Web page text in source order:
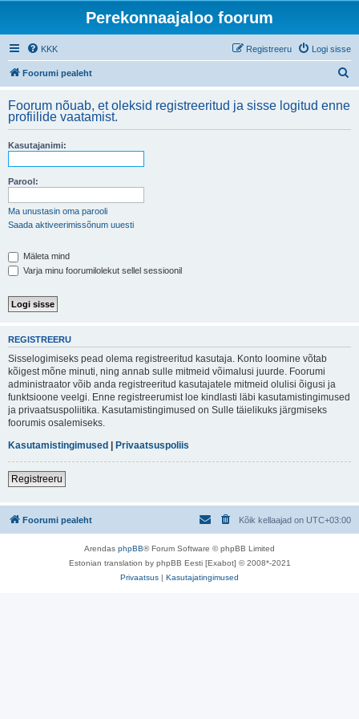
Perekonnaajaloo foorum
KKK Logi sisse
Registreeru
Foorumi pealeht
i
Foorum nõuab, et oleksid registreeritud ja sisse logitud enne
profiilide vaatamist.
Kasutajanimi:
Parool:
Ma unustasin oma parooli
Saada aktiveerimissõnum uuesti
Mäleta mind
Varja minu foorumilolekut sellel sessioonil
REGISTREERU
Sisselogimiseks pead olema registreeritud kasutaja. Konto loomine võtab
kõigest mõne minuti, ning annab sulle mitmeid võimalusi juurde. Foorumi
administraator võib anda registreeritud kasutajatele mitmeid olulisi õigusi ja
funktsioone veelgi. Enne registreerumist loe kindlasti läbi kasutamistingimused
ja privaatsuspoliitika. Kasutamistingimused on Sulle täielikuks järgmiseks
foorumis osalemiseks.
Kasutamistingimused | Privaatsuspoliis
Registreeru
Foorumi pealeht Kõik kellaajad on UTC+03:00
Arendas phpBB® Forum Software © phpBB Limited
Estonian translation by phpBB Eesti [Exabot] © 2008*-2021
Privaatsus | Kasutajatingimused